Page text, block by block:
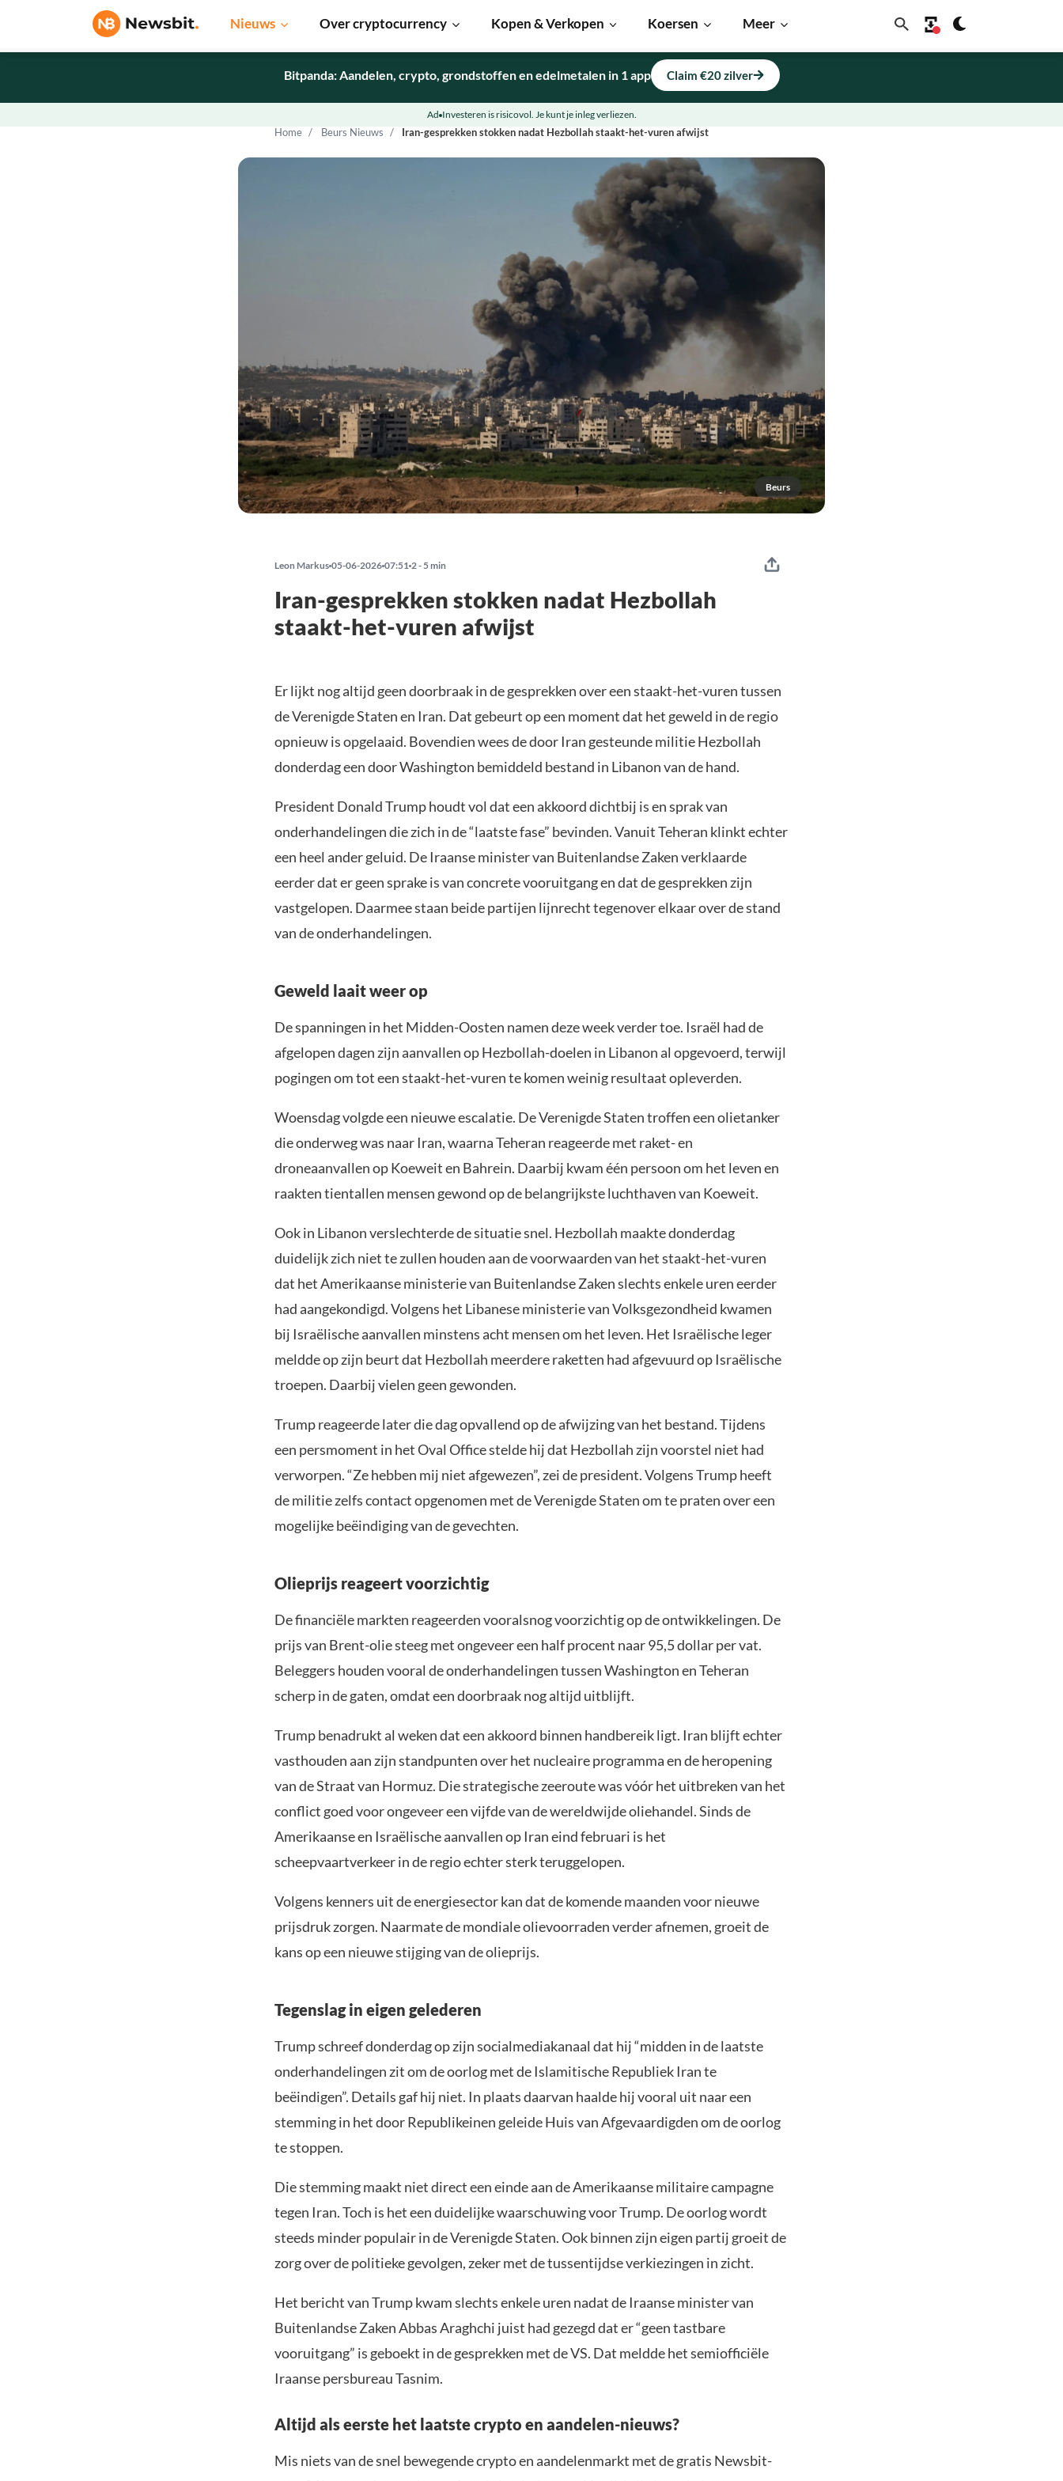
Nieuws Over cryptocurrency Kopen & Verkopen Koersen Meer
Home Beurs Nieuws Iran-gesprekken stokken nadat Hezbollah staakt-het-vuren afwijst
Beurs
Bitpanda: Aandelen, crypto, grondstoffen en edelmetalen in 1 app Claim €20 zilver
Ad Investeren is risicovol. Je kunt je inleg verliezen.
Leon Markus 05-06-2026 07:51 2 - 5 min
Iran-gesprekken stokken nadat Hezbollah
staakt-het-vuren afwijst
Er lijkt nog altijd geen doorbraak in de gesprekken over een staakt-het-vuren tussen
de Verenigde Staten en Iran. Dat gebeurt op een moment dat het geweld in de regio
opnieuw is opgelaaid. Bovendien wees de door Iran gesteunde militie Hezbollah
donderdag een door Washington bemiddeld bestand in Libanon van de hand.
President Donald Trump houdt vol dat een akkoord dichtbij is en sprak van
onderhandelingen die zich in de “laatste fase” bevinden. Vanuit Teheran klinkt echter
een heel ander geluid. De Iraanse minister van Buitenlandse Zaken verklaarde
eerder dat er geen sprake is van concrete vooruitgang en dat de gesprekken zijn
vastgelopen. Daarmee staan beide partijen lijnrecht tegenover elkaar over de stand
van de onderhandelingen.
Geweld laait weer op
De spanningen in het Midden-Oosten namen deze week verder toe. Israël had de
afgelopen dagen zijn aanvallen op Hezbollah-doelen in Libanon al opgevoerd, terwijl
pogingen om tot een staakt-het-vuren te komen weinig resultaat opleverden.
Woensdag volgde een nieuwe escalatie. De Verenigde Staten troffen een olietanker
die onderweg was naar Iran, waarna Teheran reageerde met raket- en
droneaanvallen op Koeweit en Bahrein. Daarbij kwam één persoon om het leven en
raakten tientallen mensen gewond op de belangrijkste luchthaven van Koeweit.
Ook in Libanon verslechterde de situatie snel. Hezbollah maakte donderdag
duidelijk zich niet te zullen houden aan de voorwaarden van het staakt-het-vuren
dat het Amerikaanse ministerie van Buitenlandse Zaken slechts enkele uren eerder
had aangekondigd. Volgens het Libanese ministerie van Volksgezondheid kwamen
bij Israëlische aanvallen minstens acht mensen om het leven. Het Israëlische leger
meldde op zijn beurt dat Hezbollah meerdere raketten had afgevuurd op Israëlische
troepen. Daarbij vielen geen gewonden.
Trump reageerde later die dag opvallend op de afwijzing van het bestand. Tijdens
een persmoment in het Oval Office stelde hij dat Hezbollah zijn voorstel niet had
verworpen. “Ze hebben mij niet afgewezen”, zei de president. Volgens Trump heeft
de militie zelfs contact opgenomen met de Verenigde Staten om te praten over een
mogelijke beëindiging van de gevechten.
Olieprijs reageert voorzichtig
De financiële markten reageerden vooralsnog voorzichtig op de ontwikkelingen. De
prijs van Brent-olie steeg met ongeveer een half procent naar 95,5 dollar per vat.
Beleggers houden vooral de onderhandelingen tussen Washington en Teheran
scherp in de gaten, omdat een doorbraak nog altijd uitblijft.
Trump benadrukt al weken dat een akkoord binnen handbereik ligt. Iran blijft echter
vasthouden aan zijn standpunten over het nucleaire programma en de heropening
van de Straat van Hormuz. Die strategische zeeroute was vóór het uitbreken van het
conflict goed voor ongeveer een vijfde van de wereldwijde oliehandel. Sinds de
Amerikaanse en Israëlische aanvallen op Iran eind februari is het
scheepvaartverkeer in de regio echter sterk teruggelopen.
Volgens kenners uit de energiesector kan dat de komende maanden voor nieuwe
prijsdruk zorgen. Naarmate de mondiale olievoorraden verder afnemen, groeit de
kans op een nieuwe stijging van de olieprijs.
Tegenslag in eigen gelederen
Trump schreef donderdag op zijn socialmediakanaal dat hij “midden in de laatste
onderhandelingen zit om de oorlog met de Islamitische Republiek Iran te
beëindigen”. Details gaf hij niet. In plaats daarvan haalde hij vooral uit naar een
stemming in het door Republikeinen geleide Huis van Afgevaardigden om de oorlog
te stoppen.
Die stemming maakt niet direct een einde aan de Amerikaanse militaire campagne
tegen Iran. Toch is het een duidelijke waarschuwing voor Trump. De oorlog wordt
steeds minder populair in de Verenigde Staten. Ook binnen zijn eigen partij groeit de
zorg over de politieke gevolgen, zeker met de tussentijdse verkiezingen in zicht.
Het bericht van Trump kwam slechts enkele uren nadat de Iraanse minister van
Buitenlandse Zaken Abbas Araghchi juist had gezegd dat er “geen tastbare
vooruitgang” is geboekt in de gesprekken met de VS. Dat meldde het semiofficiële
Iraanse persbureau Tasnim.
Altijd als eerste het laatste crypto en aandelen-nieuws?
Mis niets van de snel bewegende crypto en aandelenmarkt met de gratis Newsbit-